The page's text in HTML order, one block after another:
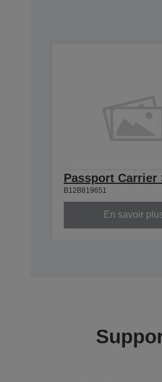
Passport Carrier
B12B819651
En savoir